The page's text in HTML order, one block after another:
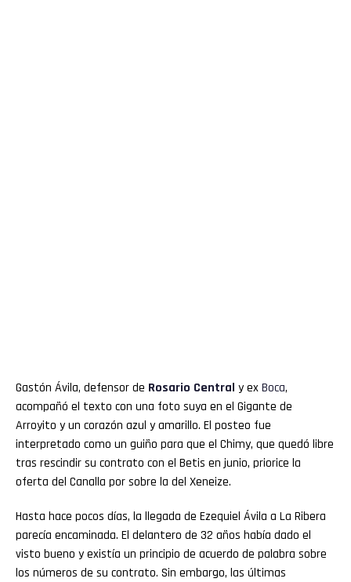
Gastón Ávila, defensor de Rosario Central y exBoca,
acompañó el texto con una foto suya en el Gigante de
Arroyito y un corazón azul y amarillo. El posteo fue
interpretado como un guiño para que el Chimy, que quedó libre
tras rescindir su contrato con el Betis en junio, priorice la
oferta del Canalla por sobre la del Xeneize.
Hasta hace pocos días, la llegada de Ezequiel Ávila a La Ribera
parecía encaminada. El delantero de 32 años había dado el
visto bueno y existía un principio de acuerdo de palabra sobre
los números de su contrato. Sin embargo, las últimas